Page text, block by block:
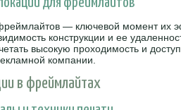
для фреймлайтов
— ключевой момент их
конструкции и ее
высокую проходимость и
компании.
в фреймлайтах